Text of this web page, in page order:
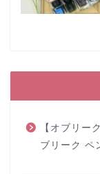
【オブリー
ブリーク ペ